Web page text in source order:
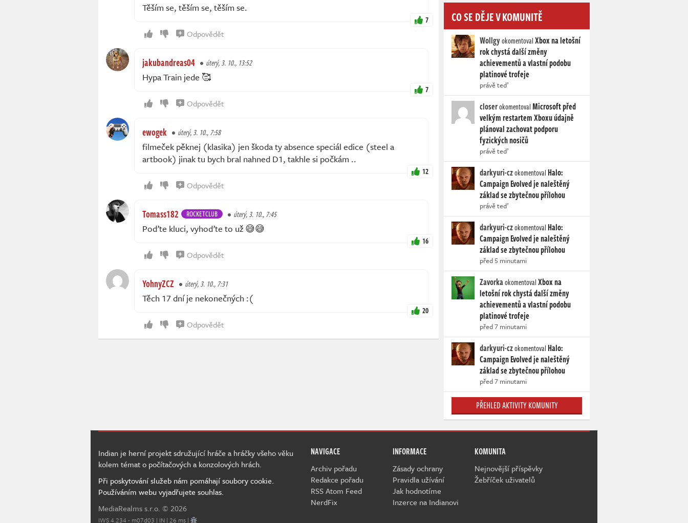
Těším se, těším se, těším se.
7
Odpovědět
jakubandreas04 úterý, 3. 10., 13:52
Hypa Train jede 🥰
7
Odpovědět
ewogek úterý, 3. 10., 7:58
filmeček pěknej (klasika) jen škoda ty absence speciál edice (steel a
artbook) jinak tu bych bral nahned D1, takhle si počkám ..
12
Odpovědět
Tomass182 ROCKETCLUB úterý, 3. 10., 7:45
Poďte kluci, vyhoďte to už 😅😅
16
Odpovědět
YohnyZCZ úterý, 3. 10., 7:31
Těch 17 dní je nekonečných :(
20
Odpovědět
CO SE DĚJE V KOMUNITĚ
WollgyokomentovalXbox na letošní
rok chystá další změny
achievementů a vlastní podobu
platinové trofeje
právě teď
closerokomentovalMicrosoft před
velkým restartem Xboxu údajně
plánoval zachovat podporu
fyzických nosičů
právě teď
darkyuri-czokomentoval Halo:
Campaign Evolved je naleštěný
základ se zbytečnou přílohou
právě teď
darkyuri-czokomentoval Halo:
Campaign Evolved je naleštěný
základ se zbytečnou přílohou
před 5 minutami
ZavorkaokomentovalXbox na
letošní rok chystá další změny
achievementů a vlastní podobu
platinové trofeje
před 7 minutami
darkyuri-czokomentoval Halo:
Campaign Evolved je naleštěný
základ se zbytečnou přílohou
před 7 minutami
PŘEHLED AKTIVITY KOMUNITY
NAVIGACE
Archiv pořadu
Redakce pořadu
RSS Atom Feed
NerdFix
INFORMACE
Zásady ochrany
Pravidla užívání
Jak hodnotíme
Inzerce na Indianovi
KOMUNITA
Nejnovější příspěvky
Žebříček uživatelů
Indian je herní projekt sdružující hráče a hráčky všeho věku
kolem témat o počítačových a konzolových hrách.
Při poskytování služeb nám pomáhají soubory cookie.
Používáním webu vyjadřujete souhlas.
MediaRealms s.r.o. © 2026
IWS 4.234 - m07d03 | IN | 26 ms |